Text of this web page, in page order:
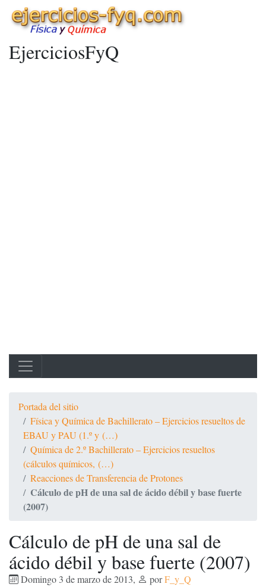
EjerciciosFyQ
Portada del sitio
Física y Química de Bachillerato – Ejercicios resueltos de
EBAU y PAU (1.º y (…)
Química de 2.º Bachillerato – Ejercicios resueltos
(cálculos químicos, (…)
Reacciones de Transferencia de Protones
Cálculo de pH de una sal de ácido débil y base fuerte
(2007)
Cálculo de pH de una sal de
ácido débil y base fuerte (2007)
Domingo 3 de marzo de 2013, porF_y_Q